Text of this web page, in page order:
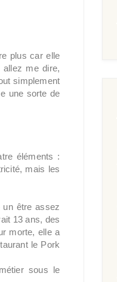
plus car elle
me dire,
simplement
une sorte de
éléments :
mais les
être assez
13 ans, des
morte, elle a
le Pork
sous le